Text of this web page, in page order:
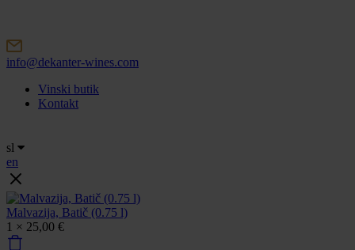
content
info@dekanter-wines.com
Vinski butik
Kontakt
sl
en
Malvazija, Batič (0.75 l)
1 × 25,00 €